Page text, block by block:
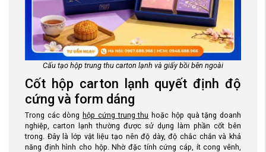
Cấu tạo hộp trung thu carton lạnh và giấy bồi bên ngoài
Cốt hộp carton lạnh quyết định độ
cứng và form dáng
Trong các dònghộp cứng trung thu hoặc hộp quà tặng doanh
nghiệp, carton lạnh thường được sử dụng làm phần cốt bên
trong. Đây là lớp vật liệu tạo nên độ dày, độ chắc chắn và khả
năng định hình cho hộp. Nhờ đặc tính cứng cáp, ít cong vênh,